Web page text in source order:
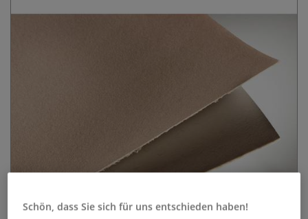
Schön, dass Sie sich für uns entschieden haben!